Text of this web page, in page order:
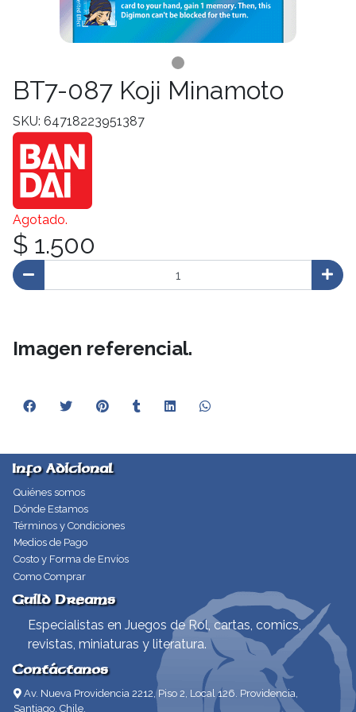
BT7-087 Koji Minamoto
SKU: 64718223951387
Agotado.
$ 1.500
Imagen referencial.
Info Adicional
Quiénes somos
Dónde Estamos
Términos y Condiciones
Medios de Pago
Costo y Forma de Envíos
Como Comprar
Guild Dreams
Especialistas en Juegos de Rol, cartas, comics,
revistas, miniaturas y literatura.
Contáctanos
Av. Nueva Providencia 2212, Piso 2, Local 126. Providencia,
Santiago, Chile.